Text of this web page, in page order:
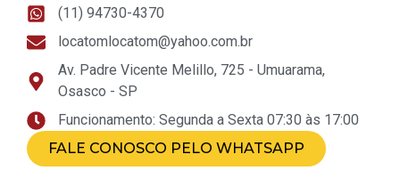
(11) 94730-4370
locatomlocatom@yahoo.com.br
Av. Padre Vicente Melillo, 725 - Umuarama,
Osasco - SP
Funcionamento: Segunda a Sexta 07:30 às 17:00
FALE CONOSCO PELO WHATSAPP